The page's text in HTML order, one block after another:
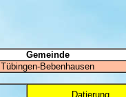
Gemeinde
Tübingen-Bebenhausen
Datierung